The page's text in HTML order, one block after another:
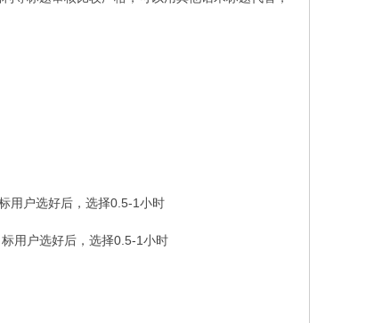
用户选好后，选择0.5-1小时
用户选好后，选择0.5-1小时